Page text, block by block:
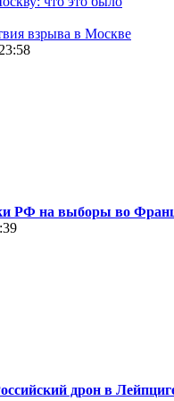
взрыва в Москве
РФ на выборы во
дрон в